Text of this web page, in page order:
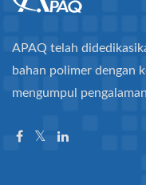
APAQ telah
bahan polimer dengan
mengumpul